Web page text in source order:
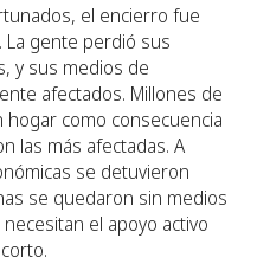
el encierro fue
La gente perdió sus
y sus medios de
afectados. Millones de
como consecuencia
las más afectadas. A
se detuvieron
se quedaron sin medios
el apoyo activo